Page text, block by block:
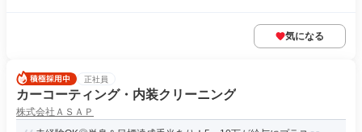
気になる
正社員
カーコーティング・内装クリーニング
株式会社ＡＳＡＰ